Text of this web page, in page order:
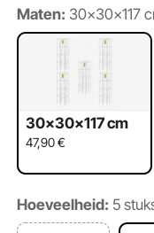
Maten: 30x30x117
30x30x117 cm
47,90€
Hoeveelheid: 5